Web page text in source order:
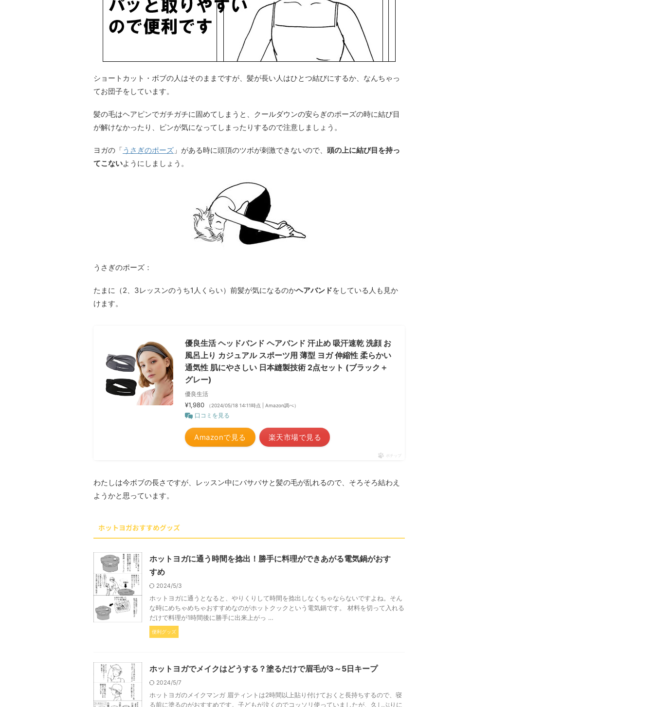
ショートカット・ボブの人はそのままですが、髪が長い人はひとつ結びにするか、なんちゃっ
てお団子をしています。
髪の毛はヘアピンでガチガチに固めてしまうと、クールダウンの安らぎのポーズの時に結び目
が解けなかったり、ピンが気になってしまったりするので注意しましょう。
ヨガの「うさぎのポーズ 」がある時に頭頂のツボが刺激できないので、 頭の上に結び目を持っ
てこないようにしましょう。
うさぎのポーズ：
たまに（2、3レッスンのうち1人くらい）前髪が気になるのかヘアバンドをしている人も見か
けます。
優良生活 ヘッドバンド ヘアバンド 汗止め 吸汗速乾 洗顔 お
風呂上り カジュアル スポーツ用 薄型 ヨガ 伸縮性 柔らかい
通気性 肌にやさしい 日本縫製技術 2点セット (ブラック＋
グレー)
優良生活
¥1,980 （2024/05/18 14:11時点 | Amazon調べ）
口コミを見る
Amazonで見る 楽天市場で見る
ポチップ
わたしは今ボブの長さですが、レッスン中にバサバサと髪の毛が乱れるので、そろそろ結わえ
ようかと思っています。
ホットヨガおすすめグッズ
ホットヨガに通う時間を捻出！勝手に料理ができあがる電気鍋がおす
すめ
2024/5/3
ホットヨガに通うとなると、やりくりして時間を捻出しなくちゃならないですよね。そん
な時にめちゃめちゃおすすめなのがホットクックという電気鍋です。 材料を切って入れる
だけで料理が1時間後に勝手に出来上がっ …
便利グッズ
ホットヨガでメイクはどうする？塗るだけで眉毛が3～5日キープ
2024/5/7
ホットヨガのメイクマンガ 眉ティントは2時間以上貼り付けておくと長持ちするので、寝
る前に塗るのがおすすめです。子どもが泣くのでコッソリ使っていましたが、久しぶりに